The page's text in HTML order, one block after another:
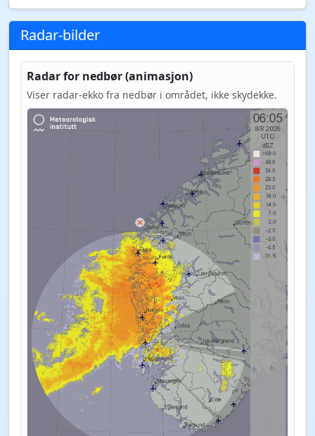
Radar-bilder
Radar for nedbør (animasjon)
Viser radar-ekko fra nedbør i området, ikke skydekke.